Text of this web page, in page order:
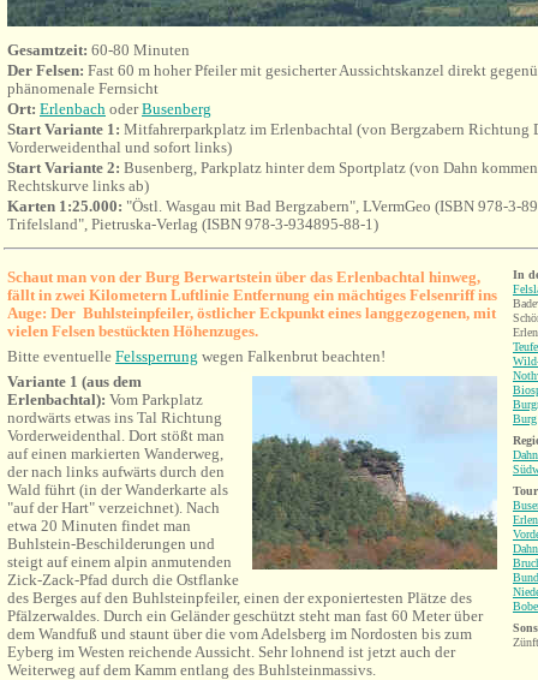
Gesamtzeit: 60-80 Minuten
Der Felsen: Fast 60 m hoher Pfeiler mit gesicherter Aussichtskanzel direkt
phänomenale Fernsicht
Ort: Erlenbach oderBusenberg
Start Variante 1: Mitfahrerparkplatz im Erlenbachtal (von Bergzabern Richtung
Vorderweidenthal und sofort links)
Start Variante 2: Busenberg, Parkplatz hinter dem Sportplatz (von Dahn
Rechtskurve links ab)
Karten 1:25.000: "Östl. Wasgau mit Bad Bergzabern", LVermGeo (ISBN 978-3-
Trifelsland", Pietruska-Verlag (ISBN 978-3-934895-88-1)
Schaut man von der Burg Berwartstein über das Erlenbachtal hinweg,
fällt in zwei Kilometern Luftlinie Entfernung ein mächtiges Felsenriff ins
Auge: Der Buhlsteinpfeiler, östlicher Eckpunkt eines langgezogenen, mit
vielen Felsen bestückten Höhenzuges.
Bitte eventuelle Felssperrung wegen Falkenbrut beachten!
Variante 1 (aus dem
Erlenbachtal): Vom Parkplatz
nordwärts etwas ins Tal Richtung
Vorderweidenthal. Dort stößt man
auf einen markierten Wanderweg,
der nach links aufwärts durch den
Wald führt (in der Wanderkarte als
"auf der Hart" verzeichnet). Nach
etwa 20 Minuten findet man
Buhlstein-Beschilderungen und
steigt auf einem alpin anmutenden
Zick-Zack-Pfad durch die Ostflanke
des Berges auf den Buhlsteinpfeiler, einen der exponiertesten Plätze des
Pfälzerwaldes. Durch ein Geländer geschützt steht man fast 60 Meter über
dem Wandfuß und staunt über die vom Adelsberg im Nordosten bis zum
Eyberg im Westen reichende Aussicht. Sehr lohnend ist jetzt auch der
Weiterweg auf dem Kamm entlang des Buhlsteinmassivs.
In
Dahn